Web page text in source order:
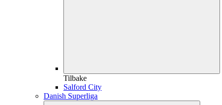
Tilbake
Salford City
Danish Superliga